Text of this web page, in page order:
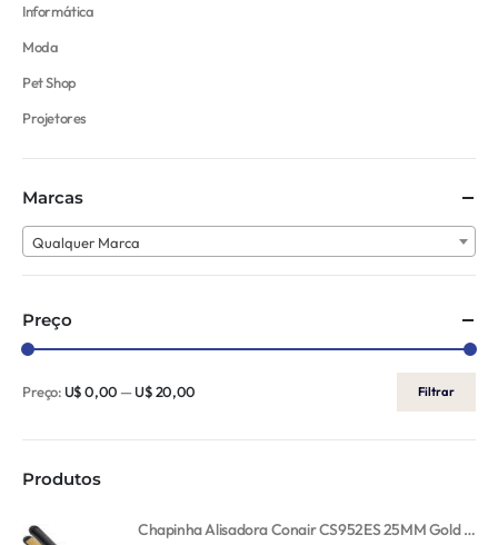
Informática
Moda
Pet Shop
Projetores
Marcas
Qualquer Marca
Preço
Filtrar
Preço:U$ 0,00—U$ 20,00
Produtos
Chapinha Alisadora Conair CS952ES 25MM Gold Ceramic 110V